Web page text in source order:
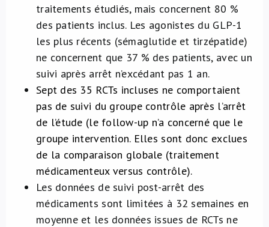
traitements étudiés, mais concernent 80 %
des patients inclus. Les agonistes du GLP-1
les plus récents (sémaglutide et tirzépatide)
ne concernent que 37 % des patients, avec un
suivi après arrêt n’excédant pas 1 an.
Sept des 35 RCTs incluses ne comportaient
pas de suivi du groupe contrôle après l’arrêt
de l’étude (le follow-up n’a concerné que le
groupe intervention. Elles sont donc exclues
de la comparaison globale (traitement
médicamenteux versus contrôle).
Les données de suivi post-arrêt des
médicaments sont limitées à 32 semaines en
moyenne et les données issues de RCTs ne